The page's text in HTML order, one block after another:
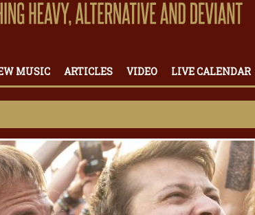
MUSIC ARTICLES VIDEO LIVE CALENDAR